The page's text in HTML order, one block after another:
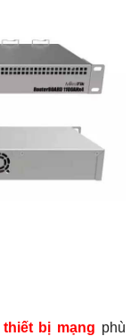
thiết bị mạng phù